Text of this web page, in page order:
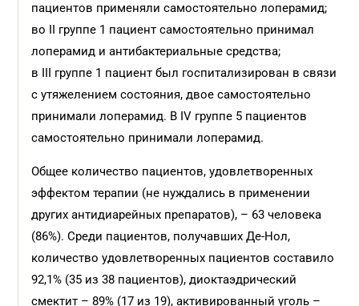
пациентов применяли самостоятельно лоперамид;
во II группе 1 пациент самостоятельно принимал
лоперамид и антибактериальные средства;
в III группе 1 пациент был госпитализирован в связи
с утяжелением состояния, двое самостоятельно
принимали лоперамид. В IV группе 5 пациентов
самостоятельно принимали лоперамид.
Общее количество пациентов, удовлетворенных
эффектом терапии (не нуждались в применении
других антидиарейных препаратов), – 63 человека
(86%). Среди пациентов, получавших Де-Нол,
количество удовлетворенных пациентов составило
92,1% (35 из 38 пациентов), диоктаэдрический
смектит – 89% (17 из 19), активированный уголь –